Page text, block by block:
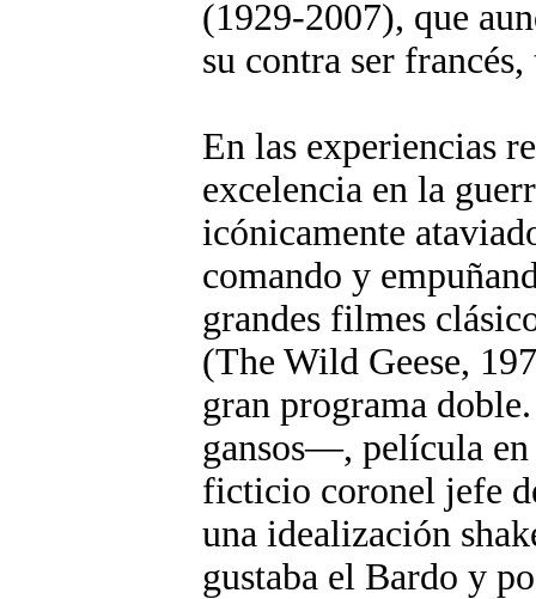
(1929-2007), que
su contra ser
En las experiencias
excelencia en la
icónicamente
comando y
grandes filmes
(The Wild Geese,
gran programa
gansos—, película
ficticio coronel jefe
una idealización
gustaba el Bardo y